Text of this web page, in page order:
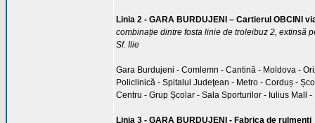
Linia 2 - GARA BURDUJENI – Cartierul OBCINI
combinație dintre fosta linie de troleibuz 2, extinsă
Sf. Ilie
Gara Burdujeni - Comlemn - Cantină - Moldova -
Policlinică - Spitalul Judeţean - Metro - Corduș -
Centru - Grup Școlar - Sala Sporturilor - Iulius Mall
Linia 3 - GARA BURDUJENI - Fabrica de rulmenți